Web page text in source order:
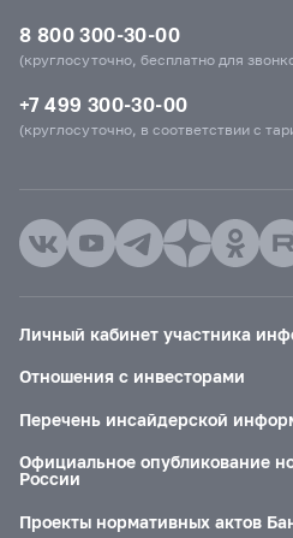
8 800 300-30-00
(круглосуточно, бесплатно для
+7 499 300-30-00
(круглосуточно, в соответствии с
Личный кабинет участника
Отношения с инвесторами
Перечень инсайдерской
Официальное опубликование
России
Проекты нормативных актов